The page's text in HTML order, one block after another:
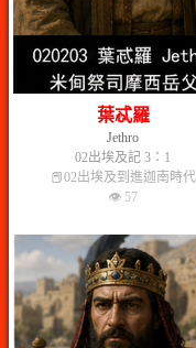
葉忒羅
Jethro
02出埃及記 3：1
📕02出埃及到進迦南時代
👁 57